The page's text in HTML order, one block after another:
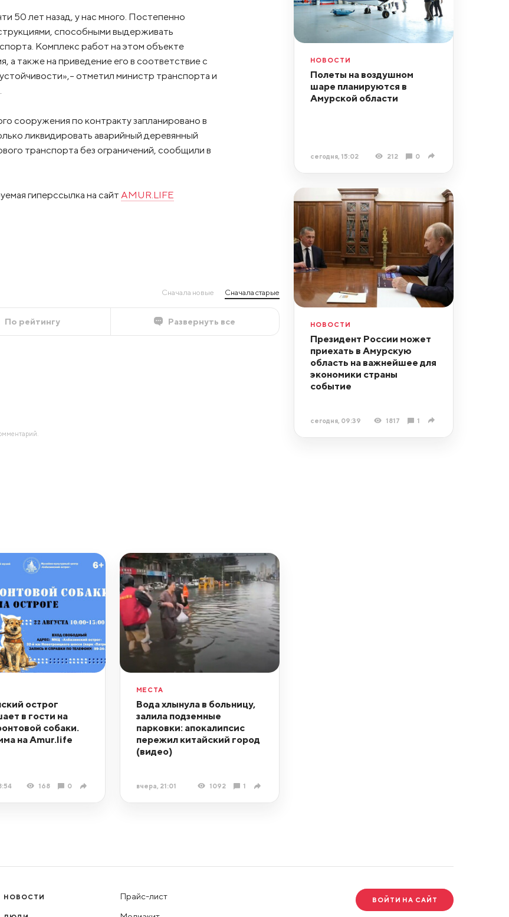
50 лет назад, у нас много. Постепенно
способными выдерживать
Комплекс работ на этом объекте
также на приведение его в соответствие с
отметил министр транспорта и
сооружения по контракту запланировано в
ликвидировать аварийный деревянный
транспорта без ограничений, сообщили в
гиперссылка на сайт AMUR.LIFE
Сначала новые Сначала старые
По рейтингу Развернуть все
НОВОСТИ
Полеты на воздушном
шаре планируются в
Амурской области
сегодня, 15:02 212 0
НОВОСТИ
Президент России может
приехать в Амурскую
область на важнейшее для
экономики страны
событие
сегодня, 09:39 1817 1
острог
в гости на
собаки.
на Amur.life
168 0
МЕСТА
Вода хлынула в больницу,
залила подземные
парковки: апокалипсис
пережил китайский город
(видео)
вчера, 21:01 1092 1
НОВОСТИ Прайс-лист ВОЙТИ НА САЙТ